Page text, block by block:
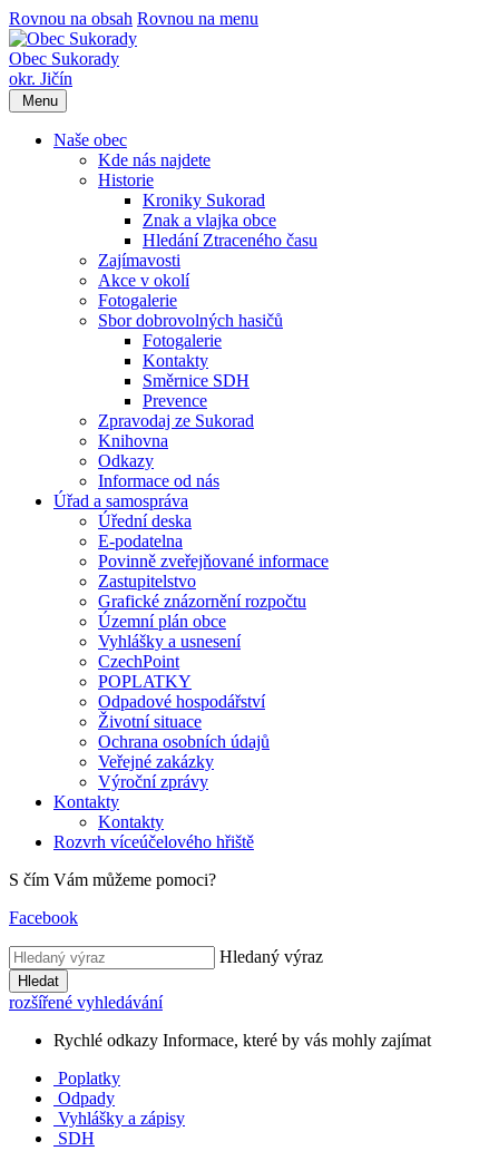
Rovnou na obsah Rovnou na menu
Obec Sukorady
okr. Jičín
Menu
Naše obec
Kde nás najdete
Historie
Kroniky Sukorad
Znak a vlajka obce
Hledání Ztraceného času
Zajímavosti
Akce v okolí
Fotogalerie
Sbor dobrovolných hasičů
Fotogalerie
Kontakty
Směrnice SDH
Prevence
Zpravodaj ze Sukorad
Knihovna
Odkazy
Informace od nás
Úřad a samospráva
Úřední deska
E-podatelna
Povinně zveřejňované informace
Zastupitelstvo
Grafické znázornění rozpočtu
Územní plán obce
Vyhlášky a usnesení
CzechPoint
POPLATKY
Odpadové hospodářství
Životní situace
Ochrana osobních údajů
Veřejné zakázky
Výroční zprávy
Kontakty
Kontakty
Rozvrh víceúčelového hřiště
S čím Vám můžeme pomoci?
Facebook
Hledaný výraz
Hledat
rozšířené vyhledávání
Rychlé odkazy Informace, které by vás mohly zajímat
Poplatky
Odpady
Vyhlášky a zápisy
SDH